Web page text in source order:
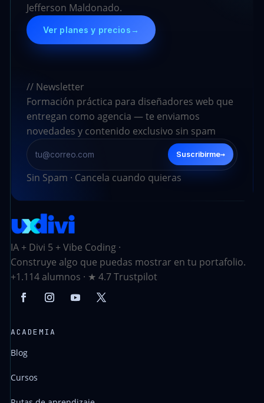
Jefferson Maldonado.
Ver planes y precios →
// Newsletter
Formación práctica para diseñadores web que
entregan como agencia — te enviamos
novedades y contenido exclusivo sin spam
Suscribirme→
Sin Spam · Cancela cuando quieras
IA + Divi 5 + Vibe Coding ·
Construye algo que puedas mostrar en tu portafolio.
+1.114 alumnos · ★ 4.7 Trustpilot
ACADEMIA
Blog
Cursos